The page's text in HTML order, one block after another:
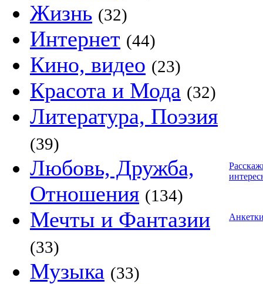
Жизнь (32)
Интернет (44)
Кино, видео (23)
Красота и Мода (32)
Литература, Поэзия
(39)
Любовь, Дружба,
Отношения (134)
Мечты и Фантазии
(33)
Музыка (33)